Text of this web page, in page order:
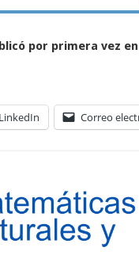
por primera vez
LinkedIn Correo